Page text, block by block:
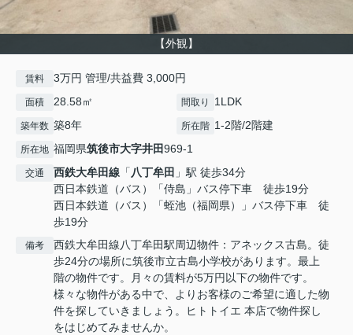
【外観】
賃料 3万円 管理/共益費 3,000円
面積 28.58㎡ 間取り 1LDK
築年数 築8年 所在階 1-2階/2階建
所在地 福岡県筑後市大字井田969-1
交通 西鉄大牟田線 「 八丁牟田 」駅 徒歩34分
西日本鉄道（バス）「侍島」バス停下車 徒歩19分
西日本鉄道（バス）「蛭池（福岡県）」バス停下車 徒
歩19分
備考
西鉄大牟田線八丁牟田駅周辺物件：アネックス古島。徒
歩24分の場所に筑後市立古島小学校があります。最上
階の物件です。月々の賃料が5万円以下の物件です。
様々な物件がある中で、よりお客様のご希望に適した物
件を探していきましょう。ヒトトイエ 本店で物件探し
をはじめてみませんか。